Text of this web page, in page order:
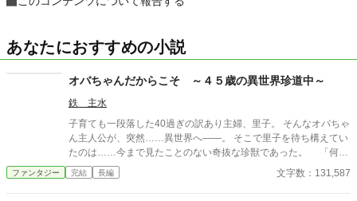
あなたにおすすめの小説
オバちゃんだからこそ ～４５歳の異世界珍道中～
鉄 主水
子育ても一段落した40過ぎの訳あり主婦、里子。 そんなオバちゃ
ん主人公が、突然……異世界へ――。 そこで里子を待ち構えてい
たのは……今まで見たことのない奇抜な珍獣であった。 「何が
どうして、なぜこうなった！ でも……せっかくの異世界だ！
思いっ切り楽しんじゃうぞ！」 オバちゃんパワーとオタクパワー
ファンタジー 完結 長編 文字数：131,587